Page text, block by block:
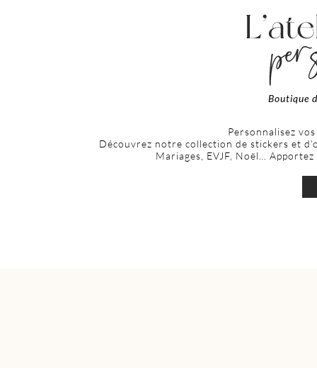
Boutique
Personnalisez
Découvrez notre collection de stickers et
Mariages, EVJF, Noël…